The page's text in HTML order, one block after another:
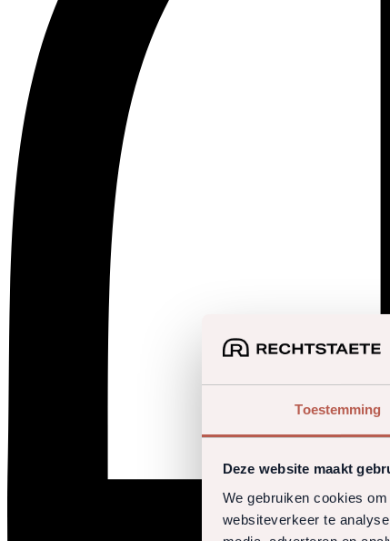
Toestemming
Deze website maakt
We gebruiken cookies
websiteverkeer te